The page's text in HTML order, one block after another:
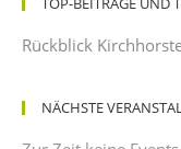
Rückblick
NÄCHSTE